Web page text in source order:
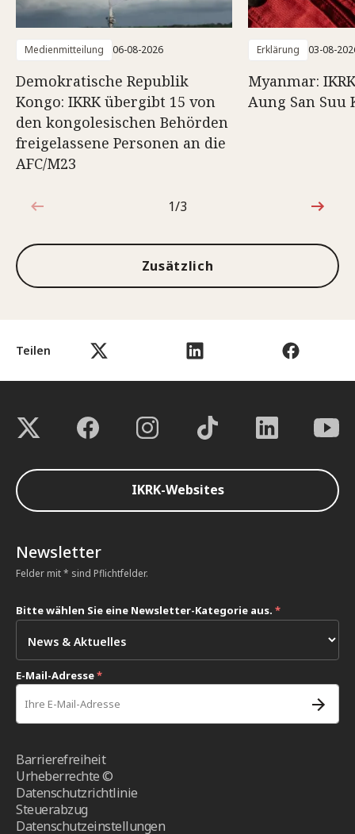
Teilen
Medienmitteilung 06-08-2026
Demokratische Republik
Kongo: IKRK übergibt 15 von
den kongolesischen Behörden
freigelassene Personen an die
AFC/M23
Erklärung 03-08-
Myanmar:
Aung San Suu
1von3
1/3
Zusätzlich
IKRK-Websites
Newsletter
Felder mit * sind Pflichtfelder.
Bitte wählen Sie eine Newsletter-Kategorie aus. *
E-Mail-Adresse*
Barrierefreiheit
Urheberrechte ©
Datenschutzrichtlinie
Steuerabzug
Datenschutzeinstellungen